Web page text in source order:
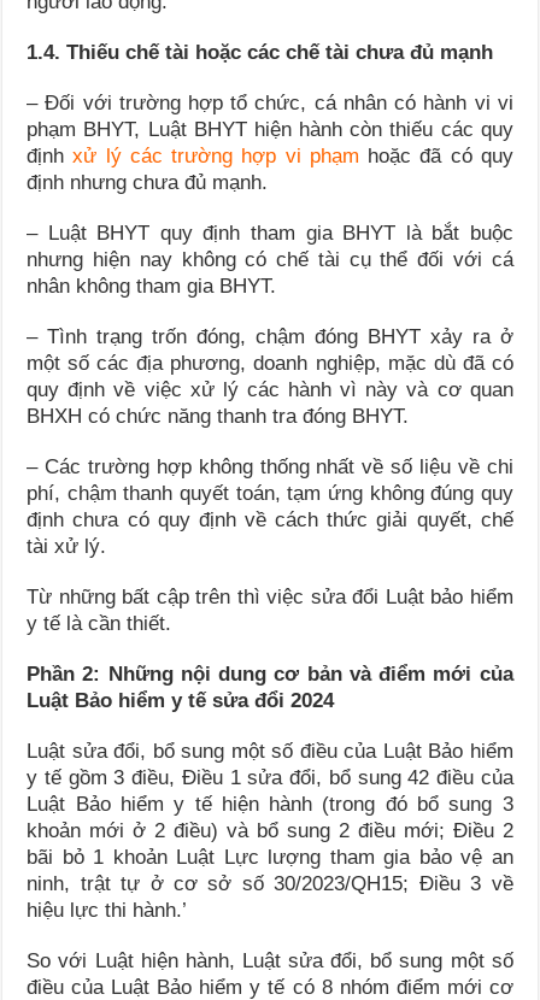
1.4. Thiếu chế tài hoặc các chế tài chưa đủ mạnh
– Đối với trường hợp tổ chức, cá nhân có hành vi vi
phạm BHYT, Luật BHYT hiện hành còn thiếu các quy
địnhxử lý các trường hợp vi phạm hoặc đã có quy
định nhưng chưa đủ mạnh.
– Luật BHYT quy định tham gia BHYT là bắt buộc
nhưng hiện nay không có chế tài cụ thể đối với cá
nhân không tham gia BHYT.
– Tình trạng trốn đóng, chậm đóng BHYT xảy ra ở
một số các địa phương, doanh nghiệp, mặc dù đã có
quy định về việc xử lý các hành vì này và cơ quan
BHXH có chức năng thanh tra đóng BHYT.
– Các trường hợp không thống nhất về số liệu về chi
phí, chậm thanh quyết toán, tạm ứng không đúng quy
định chưa có quy định về cách thức giải quyết, chế
tài xử lý.
Từ những bất cập trên thì việc sửa đổi Luật bảo hiểm
y tế là cần thiết.
Phần 2: Những nội dung cơ bản và điểm mới của
Luật Bảo hiểm y tế sửa đổi 2024
Luật sửa đổi, bổ sung một số điều của Luật Bảo hiểm
y tế gồm 3 điều, Điều 1 sửa đổi, bổ sung 42 điều của
Luật Bảo hiểm y tế hiện hành (trong đó bổ sung 3
khoản mới ở 2 điều) và bổ sung 2 điều mới; Điều 2
bãi bỏ 1 khoản Luật Lực lượng tham gia bảo vệ an
ninh, trật tự ở cơ sở số 30/2023/QH15; Điều 3 về
hiệu lực thi hành.’
So với Luật hiện hành, Luật sửa đổi, bổ sung một số
điều của Luật Bảo hiểm y tế có 8 nhóm điểm mới cơ